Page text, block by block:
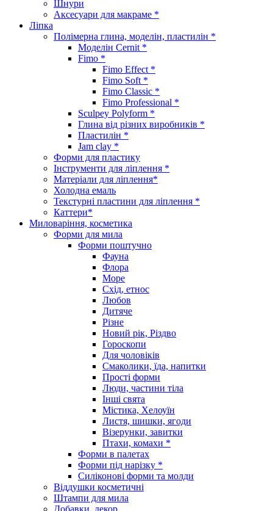
Шнури
Аксесуари для макраме *
Ліпка
Полімерна глина, моделін, пластилін *
Моделін Cernit *
Fimo *
Fimo Effect *
Fimo Soft *
Fimo Classic *
Fimo Professional *
Sculpey Polyform *
Глина від різних виробників *
Пластилін *
Jam clay *
Форми для пластику
Інструменти для ліплення *
Матеріали для ліплення*
Холодна емаль
Текстурні пластини для ліплення *
Каттери*
Миловаріння, косметика
Форми для мила
Форми поштучно
Фауна
Флора
Море
Схід, етнос
Любов
Дитяче
Різне
Новий рік, Різдво
Гороскопи
Для чоловіків
Смаколики, їда, напитки
Прості форми
Люди, частини тіла
Інші свята
Містика, Хелоуїн
Листя, шишки, ягоди
Візерунки, завитки
Птахи, комахи *
Форми в палетах
Форми під нарізку *
Силіконові форми та молди
Віддушки косметичні
Штампи для мила
Добавки, декор